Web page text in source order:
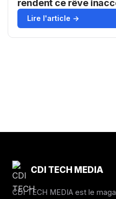
rendent ce rêve
Lire l'article →
CDI TECH MEDIA
CDI TECH MEDIA est le